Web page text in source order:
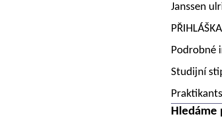
Janssen
Podrobné
Studijní
Hledáme